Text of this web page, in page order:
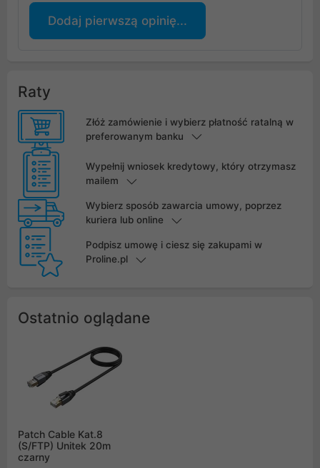
Dodaj pierwszą opinię...
Raty
Złóż zamówienie i wybierz płatność ratalną w
preferowanym banku
Wypełnij wniosek kredytowy, który otrzymasz
mailem
Wybierz sposób zawarcia umowy, poprzez
kuriera lub online
Podpisz umowę i ciesz się zakupami w
Proline.pl
Ostatnio oglądane
Patch Cable Kat.8
(S/FTP) Unitek 20m
czarny